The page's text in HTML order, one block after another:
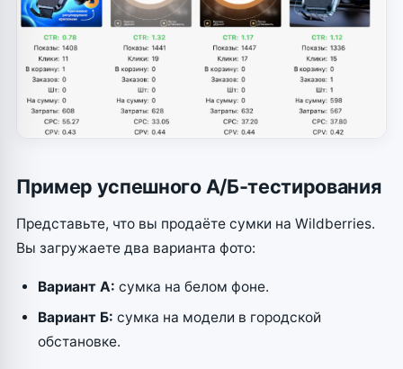
Пример успешного А/Б-тестирования
Представьте, что вы продаёте сумки на Wildberries.
Вы загружаете два варианта фото:
Вариант А: сумка на белом фоне.
Вариант Б: сумка на модели в городской
обстановке.